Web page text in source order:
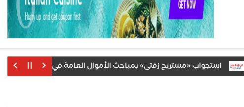
استجواب «مستريح زفتى» بمباحث الأموال العامة في طنطا بعد ضبطه